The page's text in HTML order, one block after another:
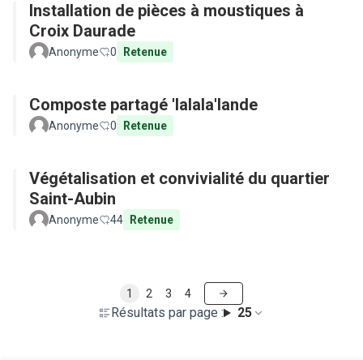
Installation de pièces à moustiques à
Croix Daurade
Anonyme 0 Retenue
Composte partagé 'lalala'lande
Anonyme 0 Retenue
Végétalisation et convivialité du quartier
Saint-Aubin
Anonyme 44 Retenue
Résultats par page : 25
1 2 3 4